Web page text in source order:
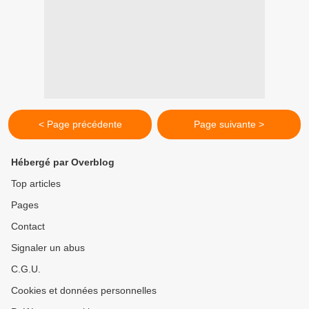
< Page précédente Page suivante >
Hébergé par Overblog
Top articles
Pages
Contact
Signaler un abus
C.G.U.
Cookies et données personnelles